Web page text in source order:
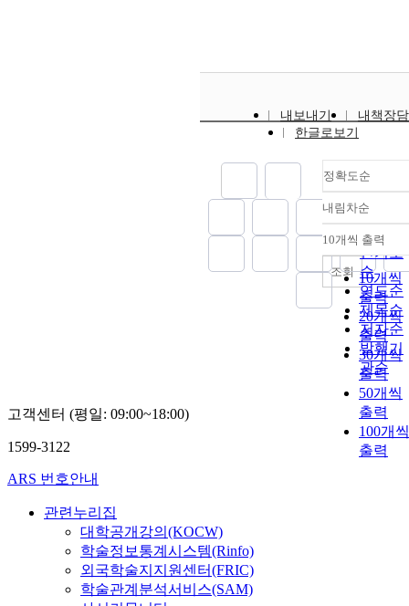
내보내기
내책장
한글로보기
정확도순
정확도
순
인기도
순
연도순
제목순
저자순
발행기
관순
내림차순
내림차
10개씩 출력
10개씩
출력
20개씩
출력
30개씩
출력
50개씩
출력
100개씩
출력
조회
고객센터 (평일: 09:00~18:00)
1599-3122
ARS 번호안내
관련누리집
대학공개강의(KOCW)
학술정보통계시스템(Rinfo)
외국학술지지원센터(FRIC)
학술관계분석서비스(SAM)